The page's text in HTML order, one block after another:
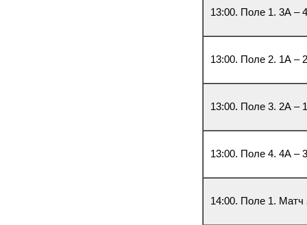
13:00. Поле 1. 3А –
13:00. Поле 2. 1А –
13:00. Поле 3. 2А –
13:00. Поле 4. 4А –
14:00. Поле 1. Матч